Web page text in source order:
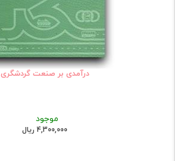
درآمدی بر صنعت گردشگری
موجود
4,300,000 ریال